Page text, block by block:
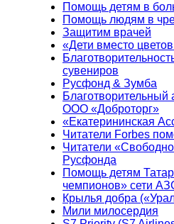
Помощь детям в
Помощь людям в
Защитим врачей
«Дети вместо
сувениров
Русфонд & Зумба
Благотворительный
ООО «Доброторг»
«Екатерининская
Читатели Forbes
Читатели
Русфонда
Помощь детям
чемпионов» сети
Крылья добра
Мили милосердия